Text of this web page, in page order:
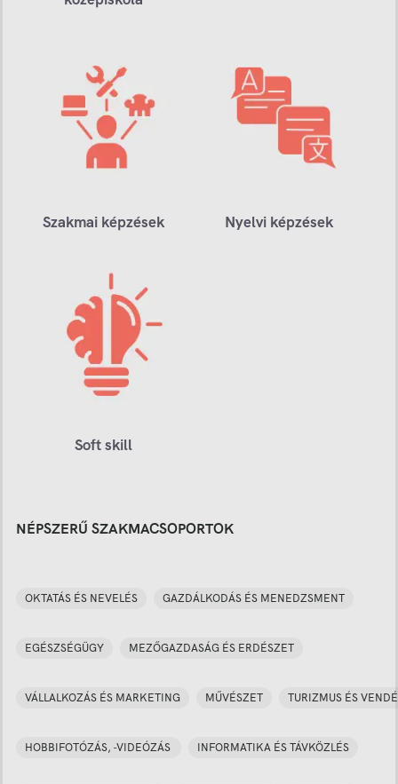
Szakmai képzések Nyelvi képzések
Soft skill
NÉPSZERŰ SZAKMACSOPORTOK
OKTATÁS ÉS NEVELÉS GAZDÁLKODÁS ÉS MENEDZSMENT
EGÉSZSÉGÜGY MEZŐGAZDASÁG ÉS ERDÉSZET
VÁLLALKOZÁS ÉS MARKETING MŰVÉSZET TURIZMUS ÉS
HOBBIFOTÓZÁS, -VIDEÓZÁS INFORMATIKA ÉS TÁVKÖZLÉS